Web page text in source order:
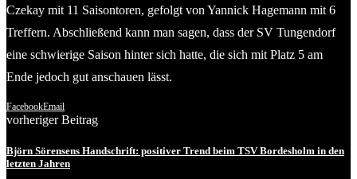
Czekay mit 11 Saisontoren, gefolgt von Yannick Hagemann mit 6
Treffern. Abschließend kann man sagen, dass der SV Tungendorf
eine schwierige Saison hinter sich hatte, die sich mit Platz 5 am
Ende jedoch gut anschauen lässt.
FacebookEmail
vorheriger Beitrag
Björn Sörensens Handschrift: positiver Trend beim TSV Bordesholm in den
letzten Jahren